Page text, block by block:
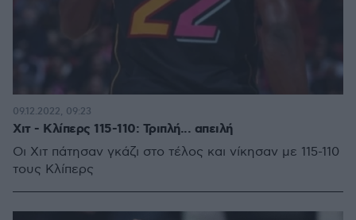
Χιτ - Κλίπερς 115-110: Τριπλή... απειλή
Oι Χιτ πάτησαν γκάζι στο τέλος και νίκησαν με 115-110
τους Κλίπερς
09.12.2022, 09:23